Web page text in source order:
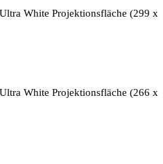
White Projektionsfläche (299 x
White Projektionsfläche (266 x